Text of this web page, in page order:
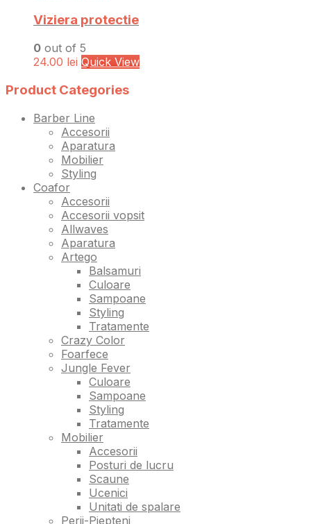
Viziera protectie
0 out of 5
24.00 lei Quick View
Product Categories
Barber Line
Accesorii
Aparatura
Mobilier
Styling
Coafor
Accesorii
Accesorii vopsit
Allwaves
Aparatura
Artego
Balsamuri
Culoare
Sampoane
Styling
Tratamente
Crazy Color
Foarfece
Jungle Fever
Culoare
Sampoane
Styling
Tratamente
Mobilier
Accesorii
Posturi de lucru
Scaune
Ucenici
Unitati de spalare
Perii-Piepteni